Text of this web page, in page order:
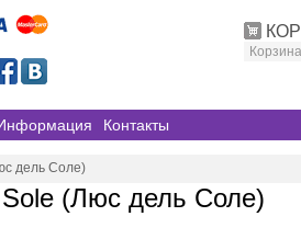
Контакты
дель Соле)
(Люс дель Соле)